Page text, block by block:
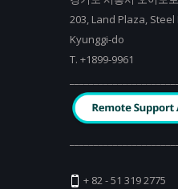
203, Land Plaza,
Kyunggi-do
T. +1899-9961
+ 82 - 51 319 2775